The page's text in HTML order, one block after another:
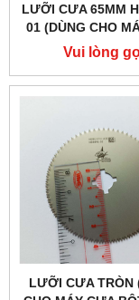
LƯỠI CƯA 65MM
01 (DÙNG CHO
XƯƠNG HEBU
Vui lòng
LƯỠI CƯA TRÒN